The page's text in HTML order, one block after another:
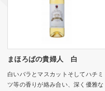
まほろばの貴婦人 白
白いバラとマスカットそしてハチミ
ツ等の香りが絡み合い、深く優雅な